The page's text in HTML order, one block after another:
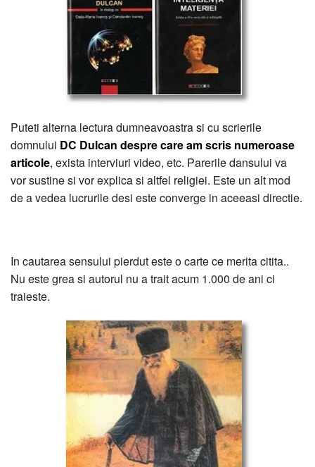
Puteti alterna lectura dumneavoastra si cu scrierile
domnului DC Dulcan despre care am scris numeroase
articole, exista interviuri video, etc. Parerile dansului va
vor sustine si vor explica si altfel religiei. Este un alt mod
de a vedea lucrurile desi este converge in aceeasi directie.
In cautarea sensului pierdut este o carte ce merita citita..
Nu este grea si autorul nu a trait acum 1.000 de ani ci
traieste.